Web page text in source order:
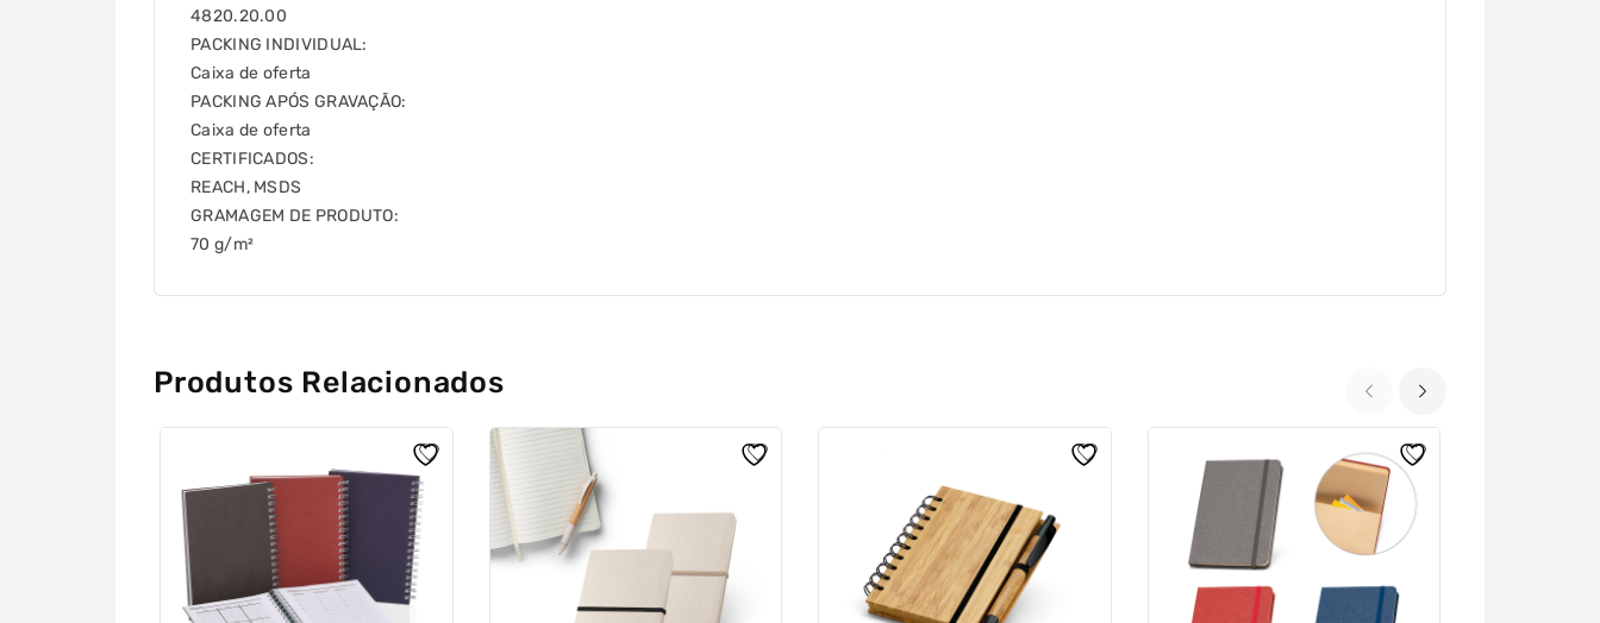
4820.20.00
PACKING INDIVIDUAL:
Caixa de oferta
PACKING APÓS GRAVAÇÃO:
Caixa de oferta
CERTIFICADOS:
REACH, MSDS
GRAMAGEM DE PRODUTO:
70 g/m²
Produtos Relacionados